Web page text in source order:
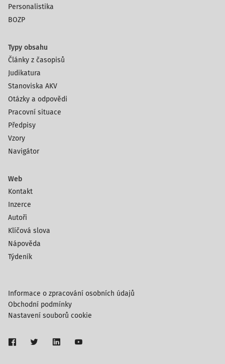
Personalistika
BOZP
Typy obsahu
Články z časopisů
Judikatura
Stanoviska AKV
Otázky a odpovědi
Pracovní situace
Předpisy
Vzory
Navigátor
Web
Kontakt
Inzerce
Autoři
Klíčová slova
Nápověda
Týdeník
Informace o zpracování osobních údajů
Obchodní podmínky
Nastavení souborů cookie